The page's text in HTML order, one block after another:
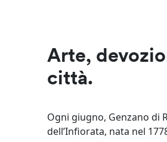
Arte,
città.
Ogni giugno, Genzano di
dell’Infiorata, nata nel